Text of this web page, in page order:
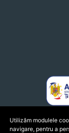
Utilizăm modulele
navigare, pentru a